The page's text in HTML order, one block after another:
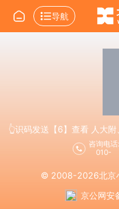
导航
👆识码发送【6】查看 人大
咨询电话:
010-
© 2008-2026北京
京公网安